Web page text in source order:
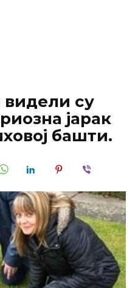
видели су
јарак
башти.